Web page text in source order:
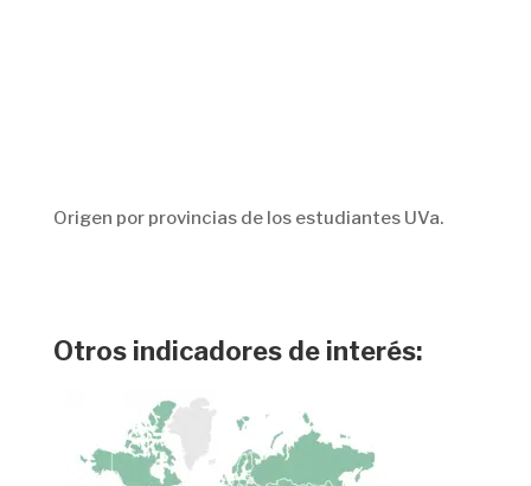
Origen por provincias de los estudiantes UVa.
Otros indicadores de interés: